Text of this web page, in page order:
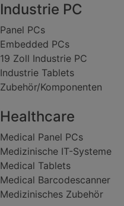
Industrie PC
Panel PCs
Embedded PCs
19 Zoll Industrie PC
Industrie Tablets
Zubehör/Komponenten
Healthcare
Medical Panel PCs
Medizinische IT-Systeme
Medical Tablets
Medical Barcodescanner
Medizinisches Zubehör